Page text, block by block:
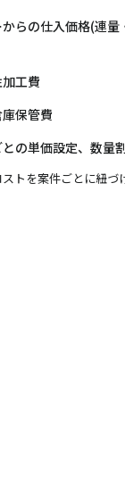
らの仕入価格(連量
工費
保管費
の単価設定、数量
トを案件ごとに紐づ